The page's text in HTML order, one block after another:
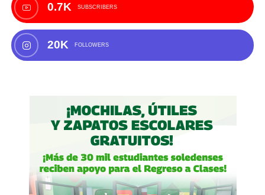
0.7K SUBSCRIBERS
20K FOLLOWERS